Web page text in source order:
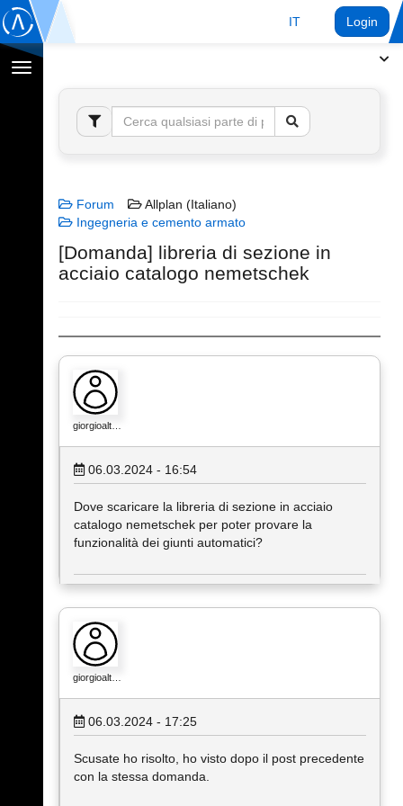
IT Login
Toggle
navigation
Forum
Allplan (Italiano)
Ingegneria e cemento armato
[Domanda] libreria di sezione in
acciaio catalogo nemetschek
giorgioalt…
06.03.2024 - 16:54
Dove scaricare la libreria di sezione in acciaio
catalogo nemetschek per poter provare la
funzionalità dei giunti automatici?
giorgioalt…
06.03.2024 - 17:25
Scusate ho risolto, ho visto dopo il post precedente
con la stessa domanda.